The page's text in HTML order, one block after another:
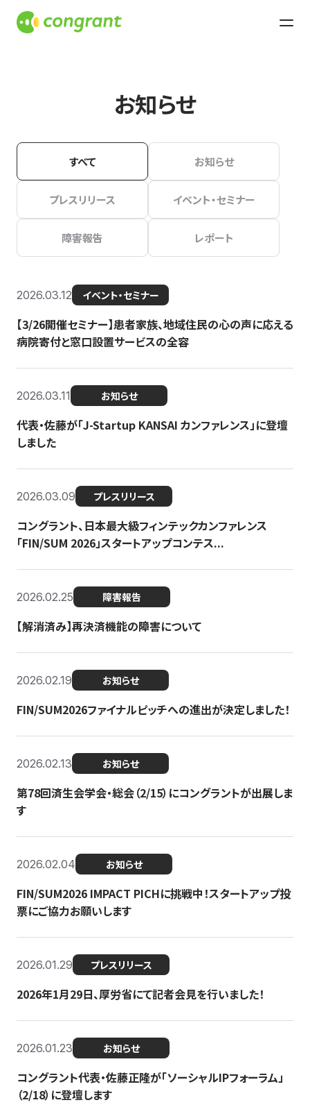
お知らせ
すべて お知らせ
プレスリリース イベント・セミナー
障害報告 レポート
2026.03.12 イベント・セミナー
【3/26開催セミナー】患者家族、地域住民の心の声に応える
病院寄付と窓口設置サービスの全容
2026.03.11 お知らせ
代表・佐藤が「J-Startup KANSAI カンファレンス」に登壇
しました
2026.03.09 プレスリリース
コングラント、日本最大級フィンテックカンファレンス
「FIN/SUM 2026」スタートアップコンテス...
2026.02.25 障害報告
【解消済み】再決済機能の障害について
2026.02.19 お知らせ
FIN/SUM2026ファイナルピッチへの進出が決定しました！
2026.02.13 お知らせ
第78回済生会学会・総会（2/15）にコングラントが出展しま
す
2026.02.04 お知らせ
FIN/SUM2026 IMPACT PICHに挑戦中！スタートアップ投
票にご協力お願いします
2026.01.29 プレスリリース
2026年1月29日、厚労省にて記者会見を行いました！
2026.01.23 お知らせ
コングラント代表・佐藤正隆が「ソーシャルIPフォーラム」
（2/18）に登壇します